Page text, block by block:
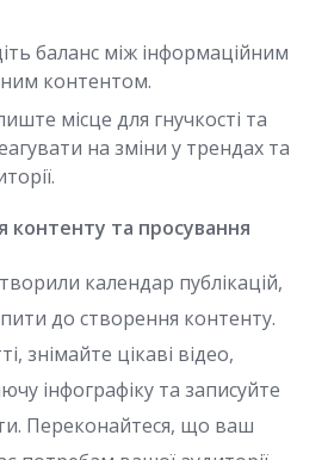
баланс між інформаційним
контентом.
місце для гнучкості та
на зміни у трендах та
контенту та просування
календар публікацій,
до створення контенту.
знімайте цікаві відео,
інфографіку та записуйте
Переконайтеся, що ваш